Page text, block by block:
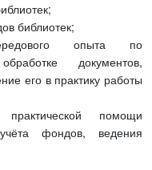
библиотек;
опыта по
документов,
его в практику работы
помощи
фондов, ведения